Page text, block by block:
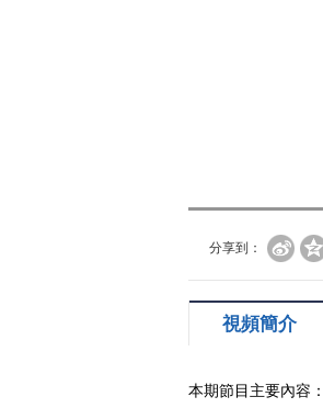
分享到：
視頻簡介
本期節目主要內容